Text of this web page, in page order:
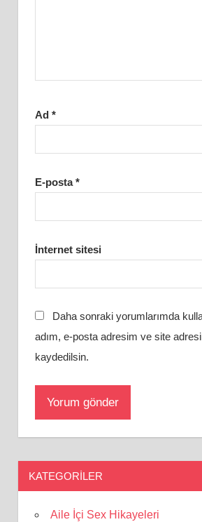
Ad *
E-posta*
İnternet sitesi
Daha sonraki yorumlarımda
adım, e-posta adresim ve site
kaydedilsin.
KATEGORILER
Aile İçi Sex Hikayeleri